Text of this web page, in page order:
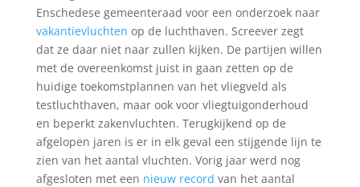
Enschedese gemeenteraad voor een onderzoek naar
vakantievluchten op de luchthaven. Screever zegt
dat ze daar niet naar zullen kijken. De partijen willen
met de overeenkomst juist in gaan zetten op de
huidige toekomstplannen van het vliegveld als
testluchthaven, maar ook voor vliegtuigonderhoud
en beperkt zakenvluchten. Terugkijkend op de
afgelopen jaren is er in elk geval een stijgende lijn te
zien van het aantal vluchten. Vorig jaar werd nog
afgesloten met een nieuw record van het aantal